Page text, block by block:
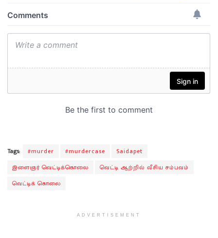
Tags: #murder #murdercase
Saidapet
இளைஞர் வெட்டிக்கொலை
வெட்டி ஆற்றில் வீசிய சம்பவம்
வெட்டிக் கொலை
ADVERTISEMENT